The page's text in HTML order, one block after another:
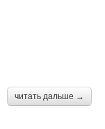
читать дальше →